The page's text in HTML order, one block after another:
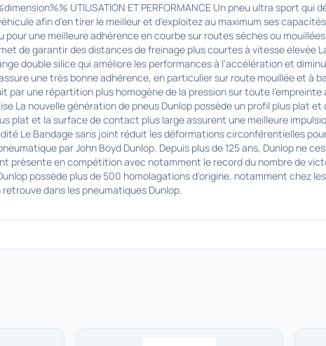
UTILISATION ET PERFORMANCE Un pneu ultra sport
afin d'en tirer le meilleur et d'exploitez au maximum ses capacités.
une meilleure adhérence en courbe sur routes sèches ou
de garantir des distances de freinage plus courtes à vitesse élevée
double silice qui améliore les performances à l'accélération et
une très bonne adhérence, en particulier sur route mouillée et à
une répartition plus homogène de la pression sur toute l'empreinte
La nouvelle génération de pneus Dunlop possède un profil plus plat
plat et la surface de contact plus large assurent une meilleure
Le Bandage sans joint réduit les déformations circonférentielles
par John Boyd Dunlop. Depuis plus de 125 ans, Dunlop ne
en compétition avec notamment le record du nombre de
possède plus de 500 homolagations d'origine, notamment chez
dans les pneumatiques Dunlop.